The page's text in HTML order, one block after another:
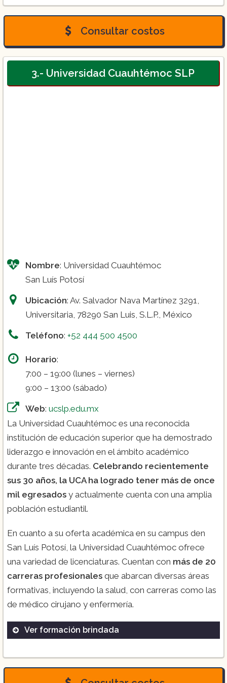
Licenciatura de Medicina en SLP
Consultar costos
3.- Universidad Cuauhtémoc SLP
Nombre: Universidad Cuauhtémoc
San Luís Potosí
Ubicación: Av. Salvador Nava Martínez 3291,
Universitaria, 78290 San Luis, S.L.P., México
Teléfono: +52 444 500 4500
Horario:
7:00 – 19:00 (lunes – viernes)
9:00 – 13:00 (sábado)
Web: ucslp.edu.mx
La Universidad Cuauhtémoc es una reconocida
institución de educación superior que ha demostrado
liderazgo e innovación en el ámbito académico
durante tres décadas. Celebrando recientemente
sus 30 años, la UCA ha logrado tener más de once
mil egresados y actualmente cuenta con una amplia
población estudiantil.
En cuanto a su oferta académica en su campus den
San Luís Potosí, la Universidad Cuauhtémoc ofrece
una variedad de licenciaturas. Cuentan con más de 20
carreras profesionales que abarcan diversas áreas
formativas, incluyendo la salud, con carreras como las
de médico cirujano y enfermería.
Ver formación brindada
Licencia en Médico cirujano integral en
San Luís Potosí